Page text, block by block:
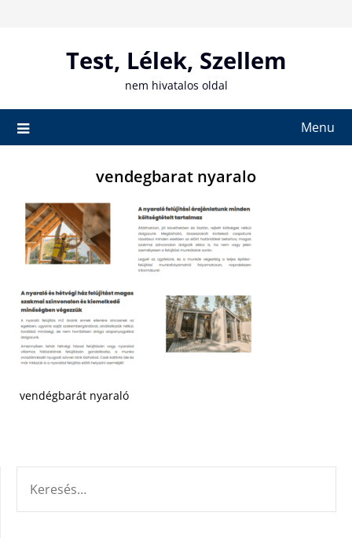
Test, Lélek, Szellem
nem hivatalos oldal
Menu
vendegbarat nyaralo
vendégbarát nyaraló